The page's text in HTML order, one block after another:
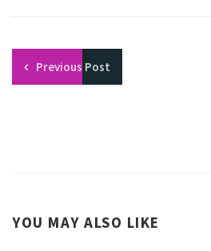
Previous Post
YOU MAY ALSO LIKE